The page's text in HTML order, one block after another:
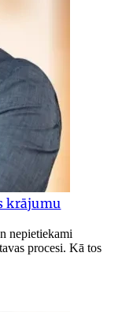
krājumu
nepietiekami
procesi. Kā tos